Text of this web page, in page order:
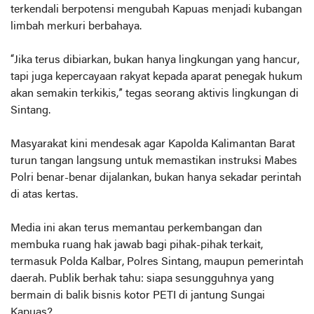
terkendali berpotensi mengubah Kapuas menjadi kubangan
limbah merkuri berbahaya.
“Jika terus dibiarkan, bukan hanya lingkungan yang hancur,
tapi juga kepercayaan rakyat kepada aparat penegak hukum
akan semakin terkikis,” tegas seorang aktivis lingkungan di
Sintang.
Masyarakat kini mendesak agar Kapolda Kalimantan Barat
turun tangan langsung untuk memastikan instruksi Mabes
Polri benar-benar dijalankan, bukan hanya sekadar perintah
di atas kertas.
Media ini akan terus memantau perkembangan dan
membuka ruang hak jawab bagi pihak-pihak terkait,
termasuk Polda Kalbar, Polres Sintang, maupun pemerintah
daerah. Publik berhak tahu: siapa sesungguhnya yang
bermain di balik bisnis kotor PETI di jantung Sungai